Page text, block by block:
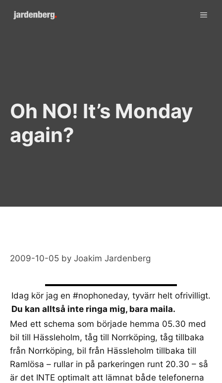
Oh NO! It’s Monday
again?
2009-10-05 by Joakim Jardenberg
Idag kör jag en #nophoneday, tyvärr helt ofrivilligt.
Du kan alltså inte ringa mig, bara maila.
Med ett schema som började hemma 05.30 med
bil till Hässleholm, tåg till Norrköping, tåg tillbaka
från Norrköping, bil från Hässleholm tillbaka till
Ramlösa – rullar in på parkeringen runt 20.30 – så
är det INTE optimalt att lämnat både telefonerna